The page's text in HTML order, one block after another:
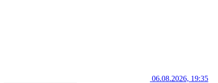
06.08.2026, 19:35